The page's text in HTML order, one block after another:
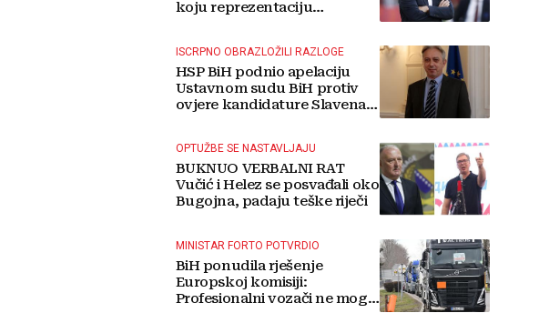
koju reprezentaciju
ISCRPNO OBRAZLOŽILI RAZLOGE
HSP BiH podnio apelaciju
Ustavnom sudu BiH protiv
ovjere kandidature Slavena
OPTUŽBE SE NASTAVLJAJU
BUKNUO VERBALNI RAT
Vučić i Helez se posvađali oko
Bugojna, padaju teške riječi
MINISTAR FORTO POTVRDIO
BiH ponudila rješenje
Europskoj komisiji:
Profesionalni vozači ne mogu